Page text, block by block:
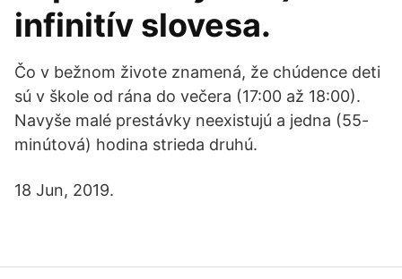
infinitív slovesa.
Čo v bežnom živote znamená, že chúdence deti
sú v škole od rána do večera (17:00 až 18:00).
Navyše malé prestávky neexistujú a jedna (55-
minútová) hodina strieda druhú.
18 Jun, 2019.